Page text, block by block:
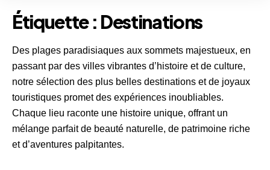
Étiquette : Destinations
Des plages paradisiaques aux sommets majestueux, en
passant par des villes vibrantes d’histoire et de culture,
notre sélection des plus belles destinations et de joyaux
touristiques promet des expériences inoubliables.
Chaque lieu raconte une histoire unique, offrant un
mélange parfait de beauté naturelle, de patrimoine riche
et d’aventures palpitantes.